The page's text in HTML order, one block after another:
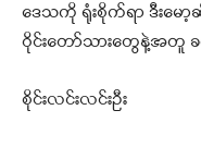
ဒေသကို ရုံးစိုက်ရာ ဒီးမေ
ဝိုင်းတော်သားတွေနဲ့အတူ
စိုင်းလင်းလင်းဦး